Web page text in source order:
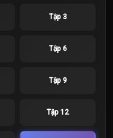
Tập 3
Tập 6
Tập 9
Tập 12